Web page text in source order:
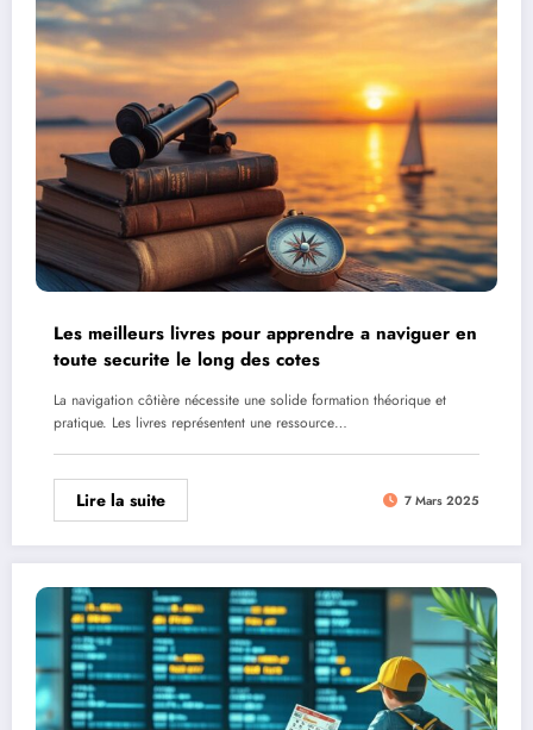
Les meilleurs livres pour apprendre a naviguer en
toute securite le long des cotes
La navigation côtière nécessite une solide formation théorique et
pratique. Les livres représentent une ressource…
Lire la suite 7 Mars 2025